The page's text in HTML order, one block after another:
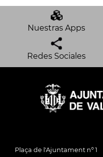
Nuestras Apps
Redes Sociales
Plaça de l'Ajuntament nº 1